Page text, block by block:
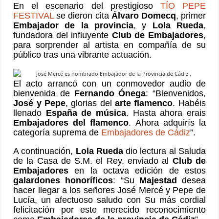
En el escenario del prestigioso TÍO PEPE
FESTIVALse dieron cita Álvaro Domecq, primer
Embajador de la provincia, y Lola Rueda,
fundadora del influyente Club de Embajadores,
para sorprender al artista en compañía de su
público tras una vibrante actuación.
El acto arrancó con un conmovedor audio de
bienvenida de Fernando Ónega: “Bienvenidos,
José y Pepe, glorias del arte flamenco. Habéis
llenado España de música. Hasta ahora erais
Embajadores del flamenco. Ahora adquirís la
categoría suprema de Embajadores de Cádiz”.
A continuación, Lola Ruedadio lectura al Saluda
de la Casa de S.M. el Rey, enviado al Club de
Embajadores en la octava edición de estos
galardones honoríficos: “Su Majestad desea
hacer llegar a los señores José Mercé y Pepe de
Lucía, un afectuoso saludo con Su más cordial
felicitación por este merecido reconocimiento